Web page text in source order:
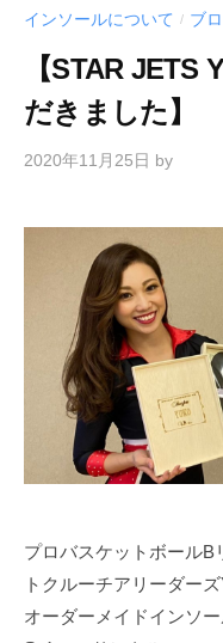
e
l
e
インソールについて / ブ
【STAR JETS
だきました】
2020年11月25日 by
プロバスケットボールB
トクルーチアリーダー
オーダーメイドインソ